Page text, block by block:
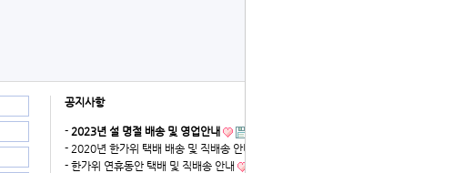
공지사항
- 2023년 설 명절 배송 및 영업안내
- 2020년 한가위 택배 배송 및 직배송 안내
- 한가위 연휴동안 택배 및 직배송 안내